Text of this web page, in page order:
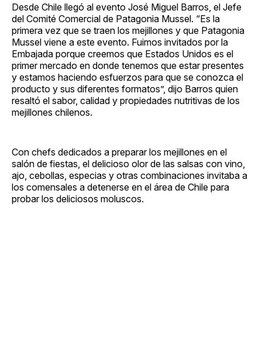
Desde Chile llegó al evento José Miguel Barros, el Jefe
del Comité Comercial de Patagonia Mussel. “Es la
primera vez que se traen los mejillones y que Patagonia
Mussel viene a este evento. Fuimos invitados por la
Embajada porque creemos que Estados Unidos es el
primer mercado en donde tenemos que estar presentes
y estamos haciendo esfuerzos para que se conozca el
producto y sus diferentes formatos”, dijo Barros quien
resaltó el sabor, calidad y propiedades nutritivas de los
mejillones chilenos.
Con chefs dedicados a preparar los mejillones en el
salón de fiestas, el delicioso olor de las salsas con vino,
ajo, cebollas, especias y otras combinaciones invitaba a
los comensales a detenerse en el área de Chile para
probar los deliciosos moluscos.